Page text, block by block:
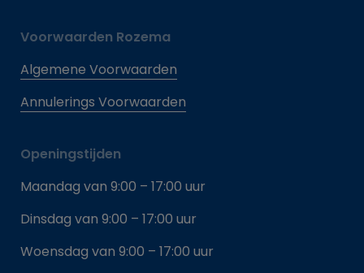
Voorwaarden Rozema
Algemene Voorwaarden
Annulerings Voorwaarden
Openingstijden
Maandag van 9:00 – 17:00 uur
Dinsdag van 9:00 – 17:00 uur
Woensdag van 9:00 – 17:00 uur